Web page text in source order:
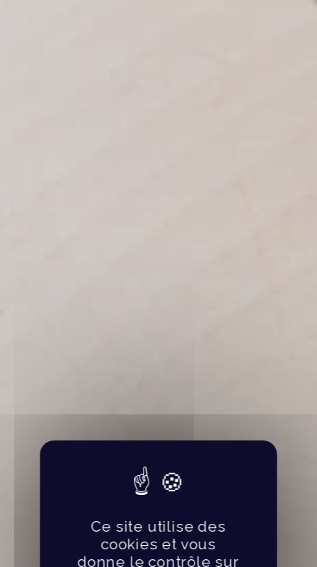
Ce site utilise des
cookies et vous
donne le contrôle sur